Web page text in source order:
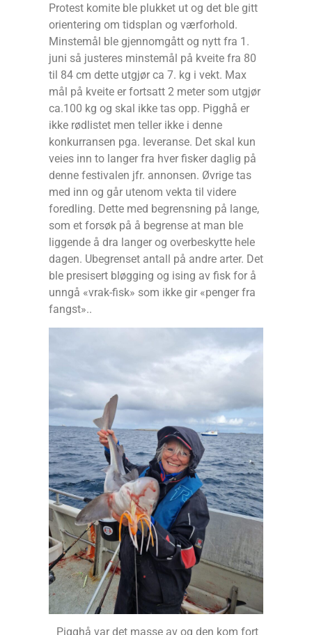
Protest komite ble plukket ut og det ble gitt
orientering om tidsplan og værforhold.
Minstemål ble gjennomgått og nytt fra 1.
juni så justeres minstemål på kveite fra 80
til 84 cm dette utgjør ca 7. kg i vekt. Max
mål på kveite er fortsatt 2 meter som utgjør
ca.100 kg og skal ikke tas opp. Pigghå er
ikke rødlistet men teller ikke i denne
konkurransen pga. leveranse. Det skal kun
veies inn to langer fra hver fisker daglig på
denne festivalen jfr. annonsen. Øvrige tas
med inn og går utenom vekta til videre
foredling. Dette med begrensning på lange,
som et forsøk på å begrense at man ble
liggende å dra langer og overbeskytte hele
dagen. Ubegrenset antall på andre arter. Det
ble presisert bløgging og ising av fisk for å
unngå «vrak-fisk» som ikke gir «penger fra
fangst»..
Pigghå var det masse av og den kom fort